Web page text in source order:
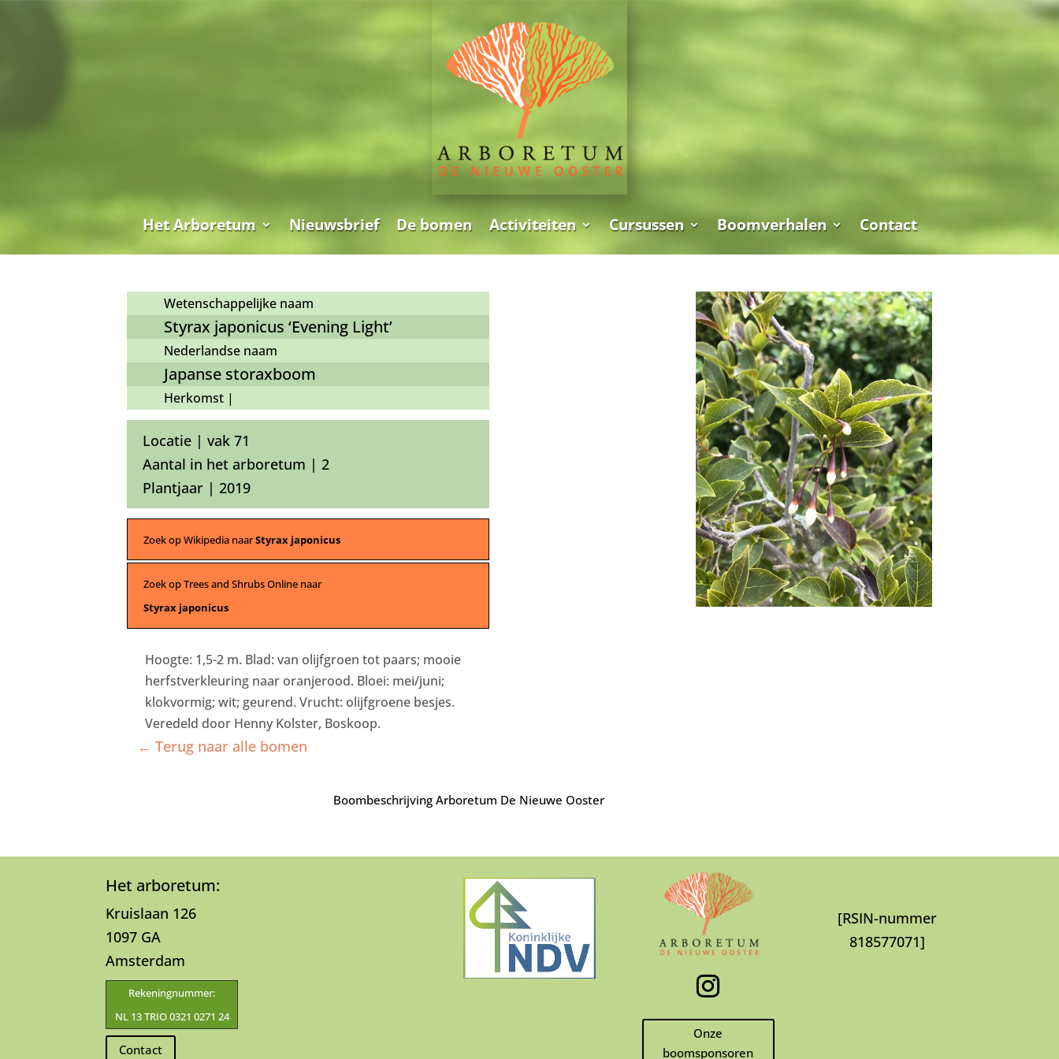
Het Arboretum Nieuwsbrief De bomen Activiteiten Cursussen Boomverhalen Contact
Wetenschappelijke naam
Styrax japonicus ‘Evening Light’
Nederlandse naam
Japanse storaxboom
Herkomst |
Locatie | vak 71
Aantal in het arboretum | 2
Plantjaar | 2019
Zoek op Wikipedia naarStyrax japonicus
Zoek op Trees and Shrubs Online naar
Styrax japonicus
Hoogte: 1,5-2 m. Blad: van olijfgroen tot paars; mooie
herfstverkleuring naar oranjerood. Bloei: mei/juni;
klokvormig; wit; geurend. Vrucht: olijfgroene besjes.
Veredeld door Henny Kolster, Boskoop.
← Terug naar alle bomen
Boombeschrijving Arboretum De Nieuwe Ooster
Het arboretum:
Kruislaan 126
1097 GA
Amsterdam
Rekeningnummer:
NL 13 TRIO 0321 0271 24
Contact
Onze
boomsponsoren
[RSIN-nummer
818577071]